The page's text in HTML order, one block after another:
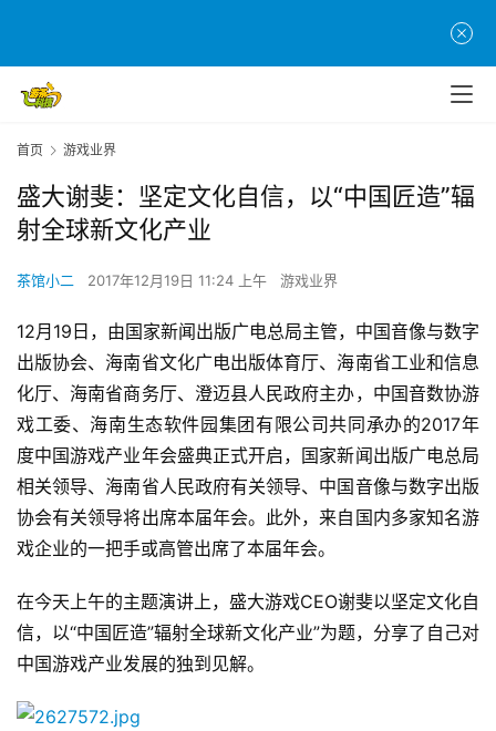
首页 游戏业界
盛大谢斐：坚定文化自信，以“中国匠造”辐
射全球新文化产业
茶馆小二 2017年12月19日 11:24 上午 游戏业界
12月19日，由国家新闻出版广电总局主管，中国音像与数字
出版协会、海南省文化广电出版体育厅、海南省工业和信息
化厅、海南省商务厅、澄迈县人民政府主办，中国音数协游
戏工委、海南生态软件园集团有限公司共同承办的2017年
度中国游戏产业年会盛典正式开启，国家新闻出版广电总局
相关领导、海南省人民政府有关领导、中国音像与数字出版
协会有关领导将出席本届年会。此外，来自国内多家知名游
戏企业的一把手或高管出席了本届年会。
在今天上午的主题演讲上，盛大游戏CEO谢斐以坚定文化自
信，以“中国匠造”辐射全球新文化产业”为题，分享了自己对
中国游戏产业发展的独到见解。